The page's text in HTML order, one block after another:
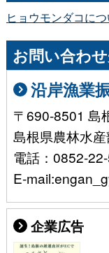
ヒョウモンダコに
お問い合わ
沿岸漁業
〒690-8501 島
島根県農林水
電話：0852-
E-
企業広告